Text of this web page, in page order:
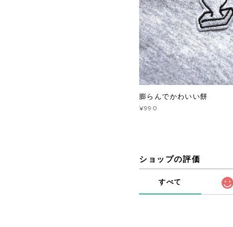
膨らんでかわいい餅
¥990
ショップの評価
すべて